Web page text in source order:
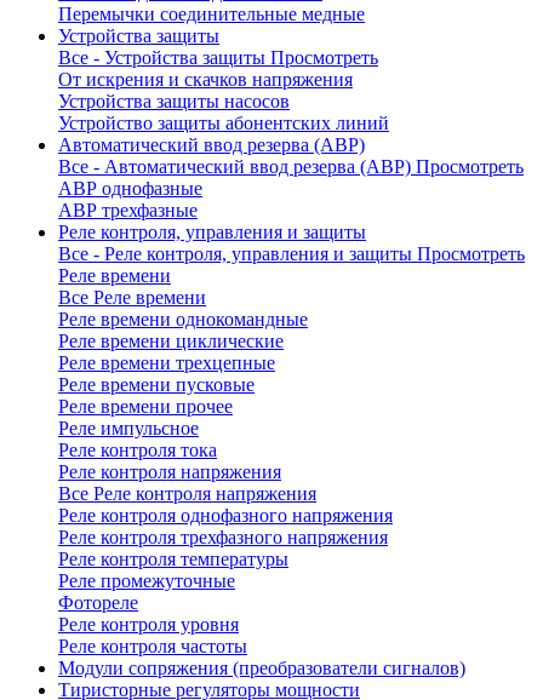
Перемычки соединительные медные
Устройства защиты
Все - Устройства защиты Просмотреть
От искрения и скачков напряжения
Устройства защиты насосов
Устройство защиты абонентских линий
Автоматический ввод резерва (АВР)
Все - Автоматический ввод резерва (АВР) Просмотреть
АВР однофазные
АВР трехфазные
Реле контроля, управления и защиты
Все - Реле контроля, управления и защиты Просмотреть
Реле времени
Все Реле времени
Реле времени однокомандные
Реле времени циклические
Реле времени трехцепные
Реле времени пусковые
Реле времени прочее
Реле импульсное
Реле контроля тока
Реле контроля напряжения
Все Реле контроля напряжения
Реле контроля однофазного напряжения
Реле контроля трехфазного напряжения
Реле контроля температуры
Реле промежуточные
Фотореле
Реле контроля уровня
Реле контроля частоты
Модули сопряжения (преобразователи сигналов)
Тиристорные регуляторы мощности